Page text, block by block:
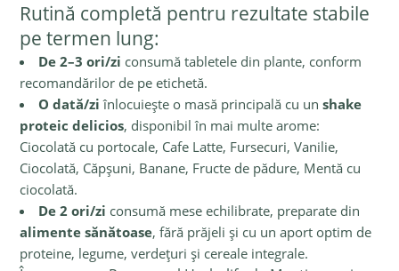
Rutină completă pentru rezultate stabile
pe termen lung:
De 2–3 ori/zi consumă tabletele din plante, conform
recomandărilor de pe etichetă.
O dată/zi înlocuiește o masă principală cu unshake
proteic delicios, disponibil în mai multe arome:
Ciocolată cu portocale, Cafe Latte, Fursecuri, Vanilie,
Ciocolată, Căpșuni, Banane, Fructe de pădure, Mentă cu
ciocolată.
De 2 ori/zi consumă mese echilibrate, preparate din
alimente sănătoase, fără prăjeli și cu un aport optim de
proteine, legume, verdețuri și cereale integrale.